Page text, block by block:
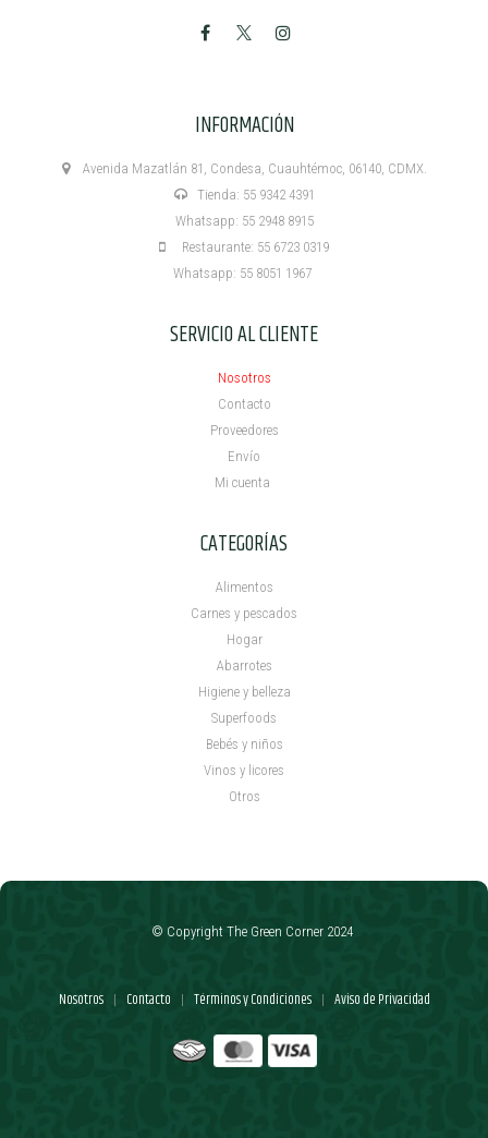
INFORMACIÓN
Avenida Mazatlán 81, Condesa, Cuauhtémoc, 06140, CDMX.
Tienda: 55 9342 4391
Whatsapp: 55 2948 8915
Restaurante: 55 6723 0319
Whatsapp: 55 8051 1967
SERVICIO AL CLIENTE
Nosotros
Contacto
Proveedores
Envío
Mi cuenta ​
CATEGORÍAS
Alimentos
Carnes y pescados
Hogar
Abarrotes
Higiene y belleza
Superfoods
Bebés y niños
Vinos y licores
Otros
Nosotros | Contacto | Términos y Condiciones | Aviso de Privacidad
© Copyright The Green Corner 2024